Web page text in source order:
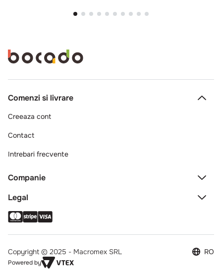
Comenzi si livrare
Creeaza cont
Contact
Intrebari frecvente
Companie
Legal
Copyright © 2025 - Macromex SRL
Powered by
RO